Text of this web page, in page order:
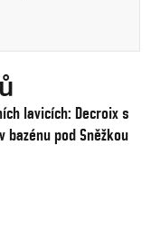
lavicích: Decroix s
bazénu pod Sněžkou